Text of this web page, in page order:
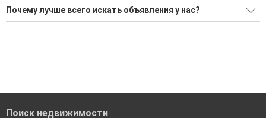
Воспользуйтесь нашим поиском по новостройкам, для
Почему лучше всего искать объявления у нас?
Поиск недвижимости